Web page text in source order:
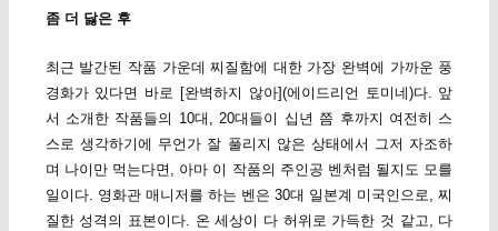
좀 더 닳은 후
최근 발간된 작품 가운데 찌질함에 대한 가장 완벽에 가까운 풍
경화가 있다면 바로 [완벽하지 않아](에이드리언 토미네)다. 앞
서 소개한 작품들의 10대, 20대들이 십년 쯤 후까지 여전히 스
스로 생각하기에 무언가 잘 풀리지 않은 상태에서 그저 자조하
며 나이만 먹는다면, 아마 이 작품의 주인공 벤처럼 될지도 모를
일이다. 영화관 매니저를 하는 벤은 30대 일본계 미국인으로, 찌
질한 성격의 표본이다. 온 세상이 다 허위로 가득한 것 같고, 다